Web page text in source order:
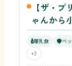
【ザ・
ゃんから
離乳食 ベ
+3